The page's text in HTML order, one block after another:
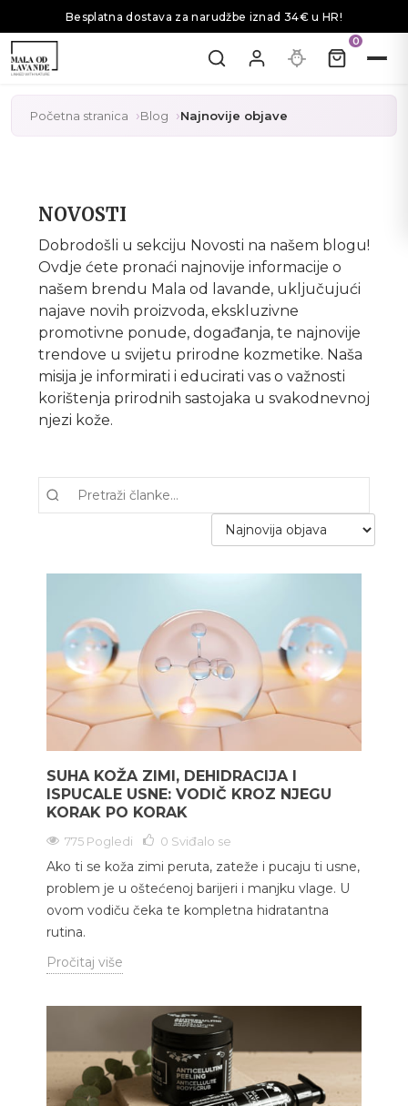
Besplatna dostava za narudžbe iznad 34€ u HR!
0
Početna stranica Blog Najnovije objave
NOVOSTI
Dobrodošli u sekciju Novosti na našem blogu!
Ovdje ćete pronaći najnovije informacije o
našem brendu Mala od lavande, uključujući
najave novih proizvoda, ekskluzivne
promotivne ponude, događanja, te najnovije
trendove u svijetu prirodne kozmetike. Naša
misija je informirati i educirati vas o važnosti
korištenja prirodnih sastojaka u svakodnevnoj
njezi kože.
SUHA KOŽA ZIMI, DEHIDRACIJA I
ISPUCALE USNE: VODIČ KROZ NJEGU
KORAK PO KORAK
775 Pogledi 0 Sviđalo se
Ako ti se koža zimi peruta, zateže i pucaju ti usne,
problem je u oštećenoj barijeri i manjku vlage. U
ovom vodiču čeka te kompletna hidratantna
rutina.
Pročitaj više